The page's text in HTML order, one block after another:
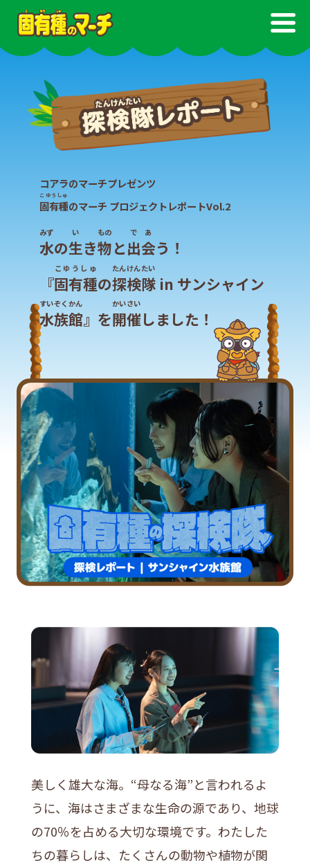
コアラのマーチプレゼンツ
固有種
こゆうしゅ
のマーチ プロジェクトレポートVol.2
水
みず
の生
い
き物
もの
と出会
であ
う！
『固有種
こゆうしゅ
の探検
たんけん
隊
たい
in サンシャイン
水族館
すいぞくかん
』を開催
かいさい
しました！
美しく雄大な海。“母なる海”と言われるよ
うに、海はさまざまな生命の源であり、地球
の70％を占める大切な環境です。わたした
ちの暮らしは、たくさんの動物や植物が関